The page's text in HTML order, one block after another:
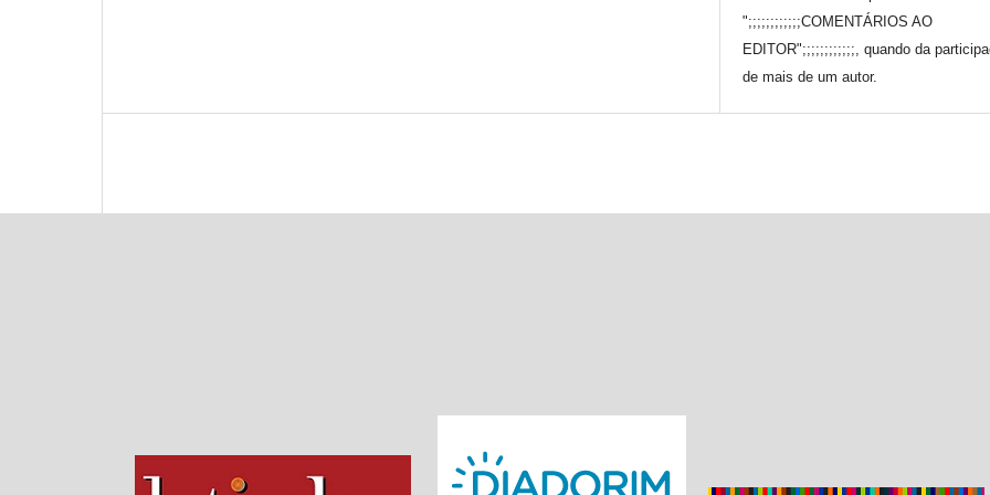
";;;;;;;;;;;;COMENTÁRIOS AO
EDITOR";;;;;;;;;;;;, quando da
de mais de um autor.